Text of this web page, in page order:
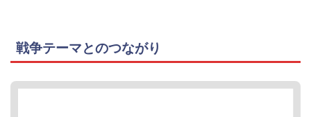
戦争テーマとのつながり